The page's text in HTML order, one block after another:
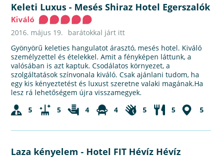
Keleti Luxus- Mesés Shiraz Hotel Egerszalók
Kiváló
2016. május 19.
barátokkal járt itt
Gyönyörű keleties hangulatot árasztó, mesés hotel. Kiváló
személyzettel és ételekkel. Amit a fényképen láttunk, a
valósában is azt kaptuk. Csodálatos környezet, a
szolgáltatások színvonala kiváló. Csak ajánlani tudom, ha
egy kis kényeztetést és luxust szeretne valaki magának.Ha
lesz rá lehetőségem újra visszamegyek.
5
5 4 4 5 5 5
Laza kényelem - Hotel FIT Hévíz Hévíz